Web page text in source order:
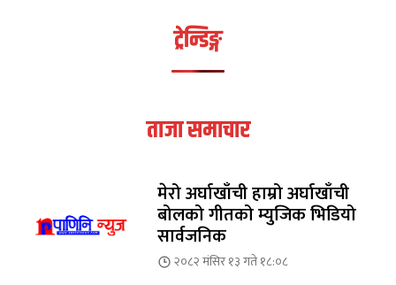
ट्रेन्डिङ्ग
ताजा समाचार
मेरो अर्घाखाँची हाम्रो अर्घाखाँची
बोलको गीतको म्युजिक भिडियो
सार्वजनिक
२०८२ मंसिर १३ गते १८:०८